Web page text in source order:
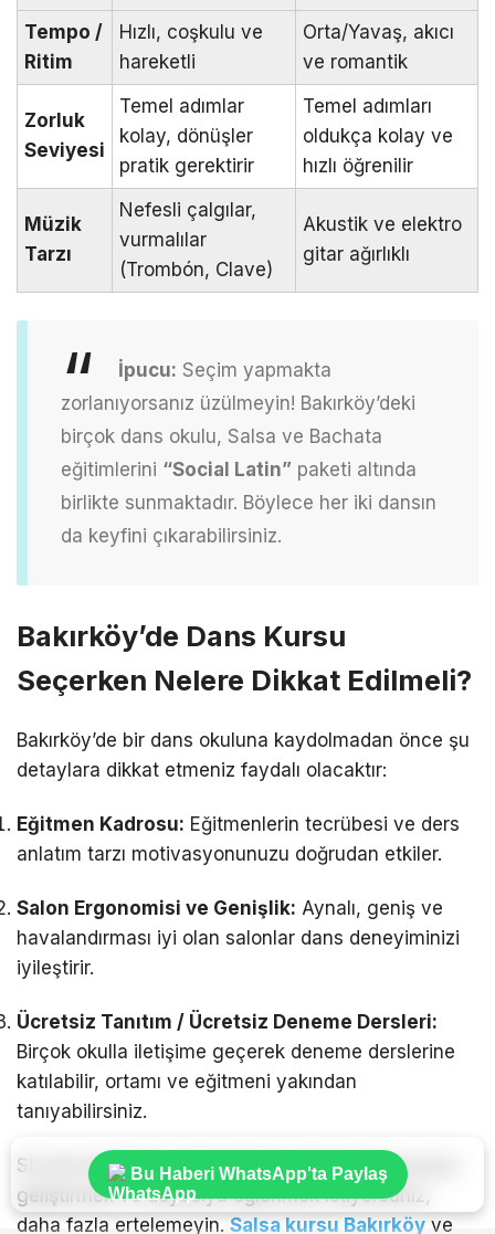
Tempo /
Ritim
Hızlı, coşkulu ve
hareketli
Orta/Yavaş, akıcı
ve romantik
Zorluk
Seviyesi
Temel adımlar
kolay, dönüşler
pratik gerektirir
Temel adımları
oldukça kolay ve
hızlı öğrenilir
Müzik
Tarzı
Nefesli çalgılar,
vurmalılar
(Trombón, Clave)
Akustik ve elektro
gitar ağırlıklı
İpucu: Seçim yapmakta
zorlanıyorsanız üzülmeyin! Bakırköy’deki
birçok dans okulu, Salsa ve Bachata
eğitimlerini “Social Latin” paketi altında
birlikte sunmaktadır. Böylece her iki dansın
da keyfini çıkarabilirsiniz.
Bakırköy’de Dans Kursu
Seçerken Nelere Dikkat Edilmeli?
Bakırköy’de bir dans okuluna kaydolmadan önce şu
detaylara dikkat etmeniz faydalı olacaktır:
Eğitmen Kadrosu: Eğitmenlerin tecrübesi ve ders
anlatım tarzı motivasyonunuzu doğrudan etkiler.
Salon Ergonomisi ve Genişlik: Aynalı, geniş ve
havalandırması iyi olan salonlar dans deneyiminizi
iyileştirir.
Ücretsiz Tanıtım / Ücretsiz Deneme Dersleri:
Birçok okulla iletişime geçerek deneme derslerine
katılabilir, ortamı ve eğitmeni yakından
tanıyabilirsiniz.
Siz de hayatınıza renk katmak, ritim duygusunuzu
geliştirmek ve doyasıya eğlenmek istiyorsanız,
daha fazla ertelemeyin. Salsa kursu Bakırköy ve
Bu Haberi WhatsApp'ta Paylaş